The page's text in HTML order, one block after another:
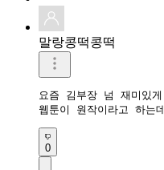
말랑콩떡콩떡
요즘 김부장 넘 재미있
웹툰이 원작이라고 하
0